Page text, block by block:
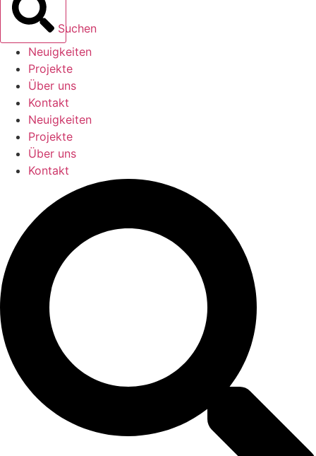
Suchen
Neuigkeiten
Projekte
Über uns
Kontakt
Neuigkeiten
Projekte
Über uns
Kontakt